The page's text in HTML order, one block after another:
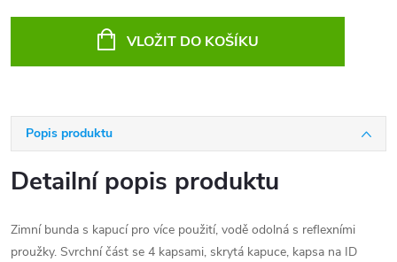
VLOŽIT DO KOŠÍKU
Popis produktu
Detailní popis produktu
Zimní bunda s kapucí pro více použití, vodě odolná s reflexními
proužky. Svrchní část se 4 kapsami, skrytá kapuce, kapsa na ID